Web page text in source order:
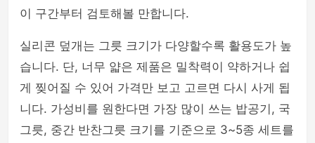
이 구간부터 검토해볼 만합니다.
실리콘 덮개는 그릇 크기가 다양할수록 활용도가 높
습니다. 단, 너무 얇은 제품은 밀착력이 약하거나 쉽
게 찢어질 수 있어 가격만 보고 고르면 다시 사게 됩
니다. 가성비를 원한다면 가장 많이 쓰는 밥공기, 국
그릇, 중간 반찬그릇 크기를 기준으로 3~5종 세트를